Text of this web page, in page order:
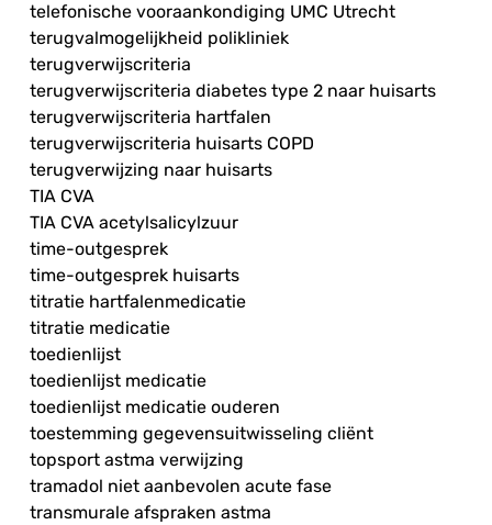
telefonische vooraankondiging UMC Utrecht
terugvalmogelijkheid polikliniek
terugverwijscriteria
terugverwijscriteria diabetes type 2 naar huisarts
terugverwijscriteria hartfalen
terugverwijscriteria huisarts COPD
terugverwijzing naar huisarts
TIA CVA
TIA CVA acetylsalicylzuur
time-outgesprek
time-outgesprek huisarts
titratie hartfalenmedicatie
titratie medicatie
toedienlijst
toedienlijst medicatie
toedienlijst medicatie ouderen
toestemming gegevensuitwisseling cliënt
topsport astma verwijzing
tramadol niet aanbevolen acute fase
transmurale afspraken astma